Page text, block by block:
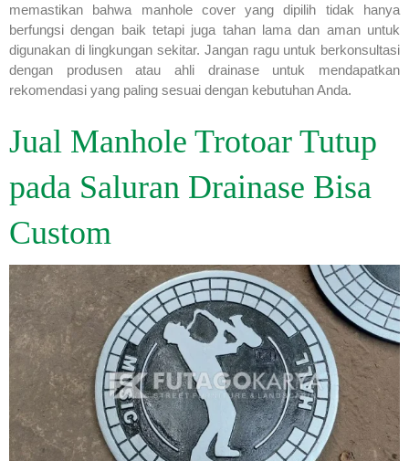
memastikan bahwa manhole cover yang dipilih tidak hanya
berfungsi dengan baik tetapi juga tahan lama dan aman untuk
digunakan di lingkungan sekitar. Jangan ragu untuk berkonsultasi
dengan produsen atau ahli drainase untuk mendapatkan
rekomendasi yang paling sesuai dengan kebutuhan Anda.
Jual Manhole Trotoar Tutup
pada Saluran Drainase Bisa
Custom